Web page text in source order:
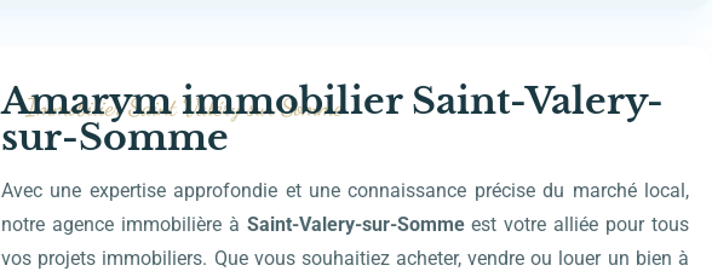
Immobilier Saint Valéry sur Somme
Amarym immobilier Saint-Valery-
sur-Somme
Avec une expertise approfondie et une connaissance précise du marché local,
notre agence immobilière à Saint-Valery-sur-Sommeest votre alliée pour tous
vos projets immobiliers. Que vous souhaitiez acheter, vendre ou louer un bien à